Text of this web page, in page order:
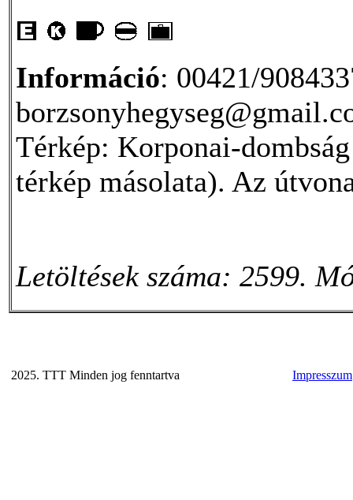
Információ: 00421/
Térkép: Korponai-
térkép másolata). Az
Letöltések száma: 2599.
2025. TTT Minden jog fenntartva Impresszum